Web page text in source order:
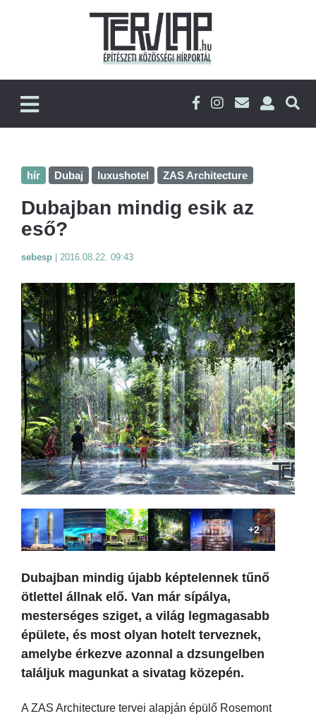
hír Dubaj luxushotel ZAS Architecture
Dubajban mindig esik az
eső?
sebesp 2016.08.22. 09:43
+2
Dubajban mindig újabb képtelennek tűnő
ötlettel állnak elő. Van már sípálya,
mesterséges sziget, a világ legmagasabb
épülete, és most olyan hotelt terveznek,
amelybe érkezve azonnal a dzsungelben
találjuk magunkat a sivatag közepén.
A ZAS Architecture tervei alapján épülő Rosemont